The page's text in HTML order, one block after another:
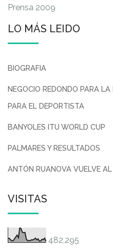
Prensa 2009
LO MÁS LEIDO
BIOGRAFIA
NEGOCIO REDONDO PARA
PARA EL DEPORTISTA
BANYOLES ITU WORLD CUP
PALMARES Y RESULTADOS
ANTÓN RUANOVA VUELVE
VISITAS
482,295